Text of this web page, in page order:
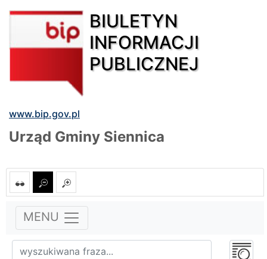
BIULETYN
INFORMACJI
PUBLICZNEJ
www.bip.gov.pl
Urząd Gminy Siennica
MENU